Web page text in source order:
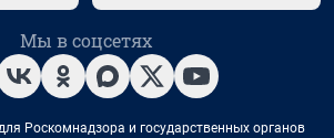
Мы в соцсетях
Роскомнадзора и государственных органов